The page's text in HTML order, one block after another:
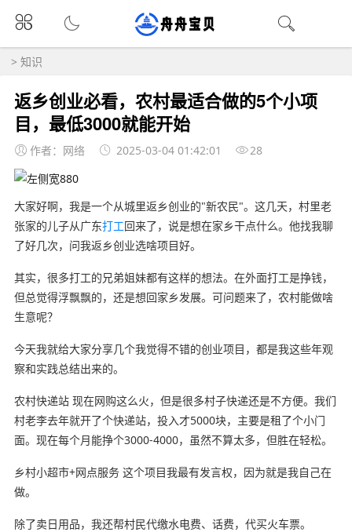
> 知识
返乡创业必看，农村最适合做的5个小项
目，最低3000就能开始
作者：网络 2025-03-04 01:42:01 28
大家好啊，我是一个从城里返乡创业的"新农民"。这几天，村里老
张家的儿子从广东打工回来了，说是想在家乡干点什么。他找我聊
了好几次，问我返乡创业选啥项目好。
其实，很多打工的兄弟姐妹都有这样的想法。在外面打工是挣钱，
但总觉得浮飘飘的，还是想回家乡发展。可问题来了，农村能做啥
生意呢？
今天我就给大家分享几个我觉得不错的创业项目，都是我这些年观
察和实践总结出来的。
农村快递站 现在网购这么火，但是很多村子快递还是不方便。我们
村老李去年就开了个快递站，投入才5000块，主要是租了个小门
面。现在每个月能挣个3000-4000，虽然不算太多，但胜在轻松。
乡村小超市+网点服务 这个项目我最有发言权，因为就是我自己在
做。
除了卖日用品，我还帮村民代缴水电费、话费，代买火车票。